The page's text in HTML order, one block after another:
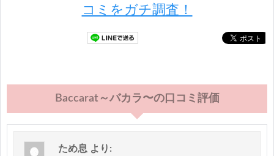
コミをガチ調査！
Baccarat～バカラ〜の口コミ評価
ため息 より: